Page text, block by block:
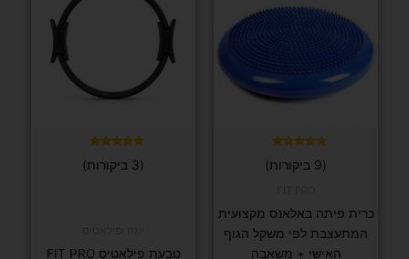
5.00
(9 ביקורות)
כרית פיתה באלאנס מקצועית
המתעצבת לפי משקל הגוף
האישי + משאבה
יש
לבחור
המוצר
5.00
(3 ביקורות)
טבעת פילאטיס FIT PRO
לבחור
המוצר